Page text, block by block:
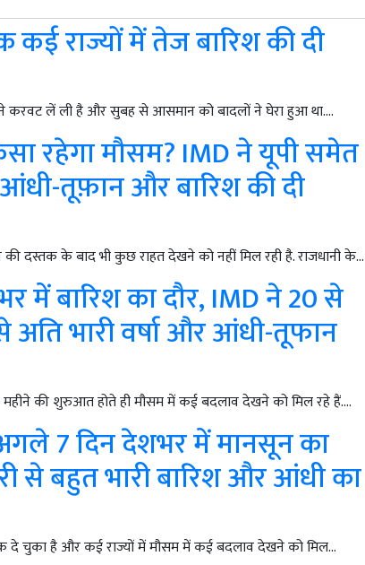
राज्यों में तेज बारिश की दी
करवट लें ली है और सुबह से आसमान को बादलों ने घेरा हुआ था.…
रहेगा मौसम? IMD ने यूपी समेत
तूफ़ान और बारिश की दी
दस्तक के बाद भी कुछ राहत देखने को नहीं मिल रही है. राजधानी के…
में बारिश का दौर, IMD ने 20 से
अति भारी वर्षा और आंधी-तूफान
की शुरुआत होते ही मौसम में कई बदलाव देखने को मिल रहे हैं.…
7 दिन देशभर में मानसून का
से बहुत भारी बारिश और आंधी का
दे चुका है और कई राज्यों में मौसम में कई बदलाव देखने को मिल…